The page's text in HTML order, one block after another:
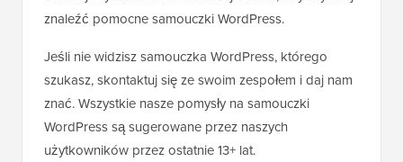
znaleźć pomocne samouczki WordPress.
Jeśli nie widzisz samouczka WordPress, którego
szukasz, skontaktuj się ze swoim zespołem i daj nam
znać. Wszystkie nasze pomysły na samouczki
WordPress są sugerowane przez naszych
użytkowników przez ostatnie 13+ lat.